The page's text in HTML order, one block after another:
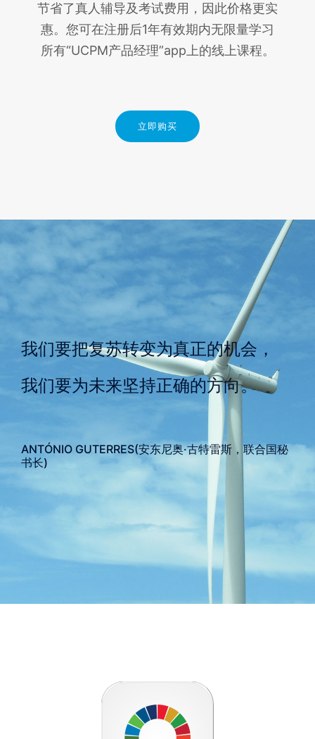
节省了真人辅导及考试费用，因此价格更实
惠。您可在注册后1年有效期内无限量学习
所有“UCPM产品经理”app上的线上课程。
立即购买
我们要把复苏转变为真正的机会，
我们要为未来坚持正确的方向。
ANTÓNIO GUTERRES(安东尼奥·古特雷斯，联合国秘
书⻓)